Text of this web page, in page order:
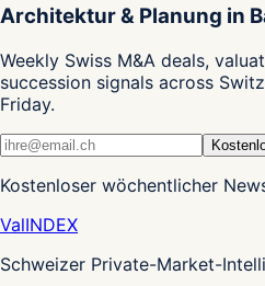
Architektur & Planung in
Weekly Swiss M&A deals,
succession signals across
Friday.
Kostenloser wöchentlicher
ValINDEX
Schweizer Private-Market-